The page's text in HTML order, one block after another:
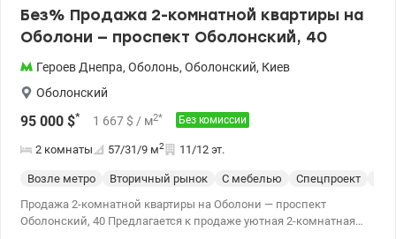
Без% Продажа 2-комнатной квартиры на
Оболони — проспект Оболонский, 40
Героев Днепра, Оболонь, Оболонский, Киев
Оболонский
95 000 $* 1 667 $ / м2* Без комиссии
2 комнаты 57/31/9 м2 11/12 эт.
Возле метро Вторичный рынок С мебелью Спецпроект
Продажа 2-комнатной квартиры на Оболони — проспект
Оболонский, 40 Предлагается к продаже уютная 2-комнатная